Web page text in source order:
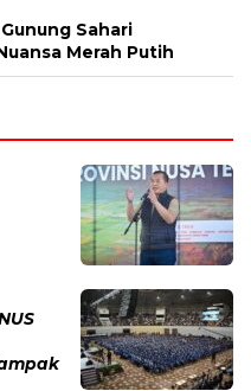
Sahari
Merah Putih